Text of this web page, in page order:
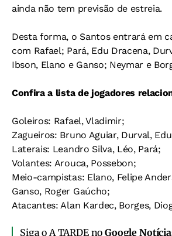
ainda não tem previsão de estreia.
Desta forma, o Santos entrará em
com Rafael; Pará, Edu Dracena,
Ibson, Elano e Ganso; Neymar e
Confira a lista de jogadores
Goleiros: Rafael, Vladimir;
Zagueiros: Bruno Aguiar, Durval,
Laterais: Leandro Silva, Léo, Pará;
Volantes: Arouca, Possebon;
Meio-campistas: Elano, Felipe
Ganso, Roger Gaúcho;
Atacantes: Alan Kardec, Borges,
Siga o A TARDE noGoogle